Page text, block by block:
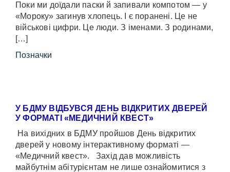
Поки ми доїдали паски й запивали компотом — у
«Мороку» загинув хлопець. І є поранені. Це не
військові цифри. Це люди. З іменами. З родинами,
[…]
Позначки
У БДМУ ВІДБУВСЯ ДЕНЬ ВІДКРИТИХ ДВЕРЕЙ
У ФОРМАТІ «МЕДИЧНИЙ КВЕСТ»
На вихідних в БДМУ пройшов День відкритих
дверей у новому інтерактивному форматі —
«Медичний квест». Захід дав можливість
майбутнім абітурієнтам не лише ознайомитися з